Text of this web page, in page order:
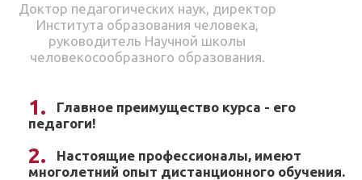
Доктор педагогических наук, директор
Института образования человека,
руководитель Научной школы
человекосообразного образования.
Главное преимущество курса - его
педагоги!
Настоящие профессионалы, имеют
многолетний опыт дистанционного обучения.